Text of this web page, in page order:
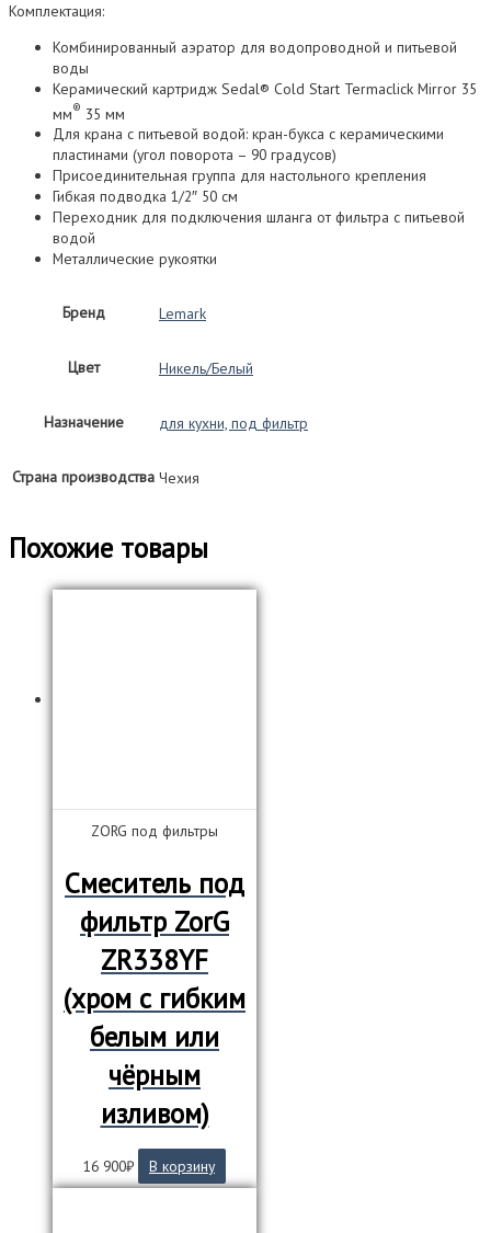
Комплектация:
Комбинированный аэратор для водопроводной и питьевой
воды
Керамический картридж Sedal® Cold Start Termaclick Mirror 35
мм® 35 мм
Для крана с питьевой водой: кран-букса с керамическими
пластинами (угол поворота – 90 градусов)
Присоединительная группа для настольного крепления
Гибкая подводка 1/2″ 50 см
Переходник для подключения шланга от фильтра с питьевой
водой
Металлические рукоятки
Бренд Lemark
Цвет Никель/Белый
Назначение для кухни, под фильтр
Страна производства Чехия
Похожие товары
ZORG под фильтры
Смеситель под
фильтр ZorG
ZR338YF
(хром с гибким
белым или
чёрным
изливом)
16 900₽ В корзину